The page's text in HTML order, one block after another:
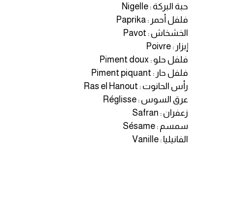
ايام الاسبوع بالانجليزي
عبارات انجليزية قصيرة عميقة
عبارات انجليزية قصيرة
الرتب العسكرية بالانجليزي
حبة البركة : Nigelle
فلفل أحمر : Paprika
الخشخاش : Pavot
إبزار : Poivre
فلفل حلو : Piment doux
فلفل حار : Piment piquant
رأس الحانوت : Ras el Hanout
عرق السوس : Réglisse
زعفران : Safran
سمسم : Sésame
الفانيليا : Vanille